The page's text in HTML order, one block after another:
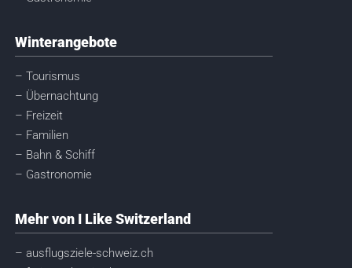
Winterangebote
– Tourismus
– Übernachtung
– Freizeit
– Familien
– Bahn & Schiff
– Gastronomie
Mehr von I Like Switzerland
– ausflugsziele-schweiz.ch